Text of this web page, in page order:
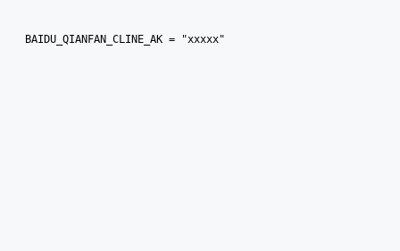
BAIDU_QIANFAN_CLINE_AK = "xxxxx"